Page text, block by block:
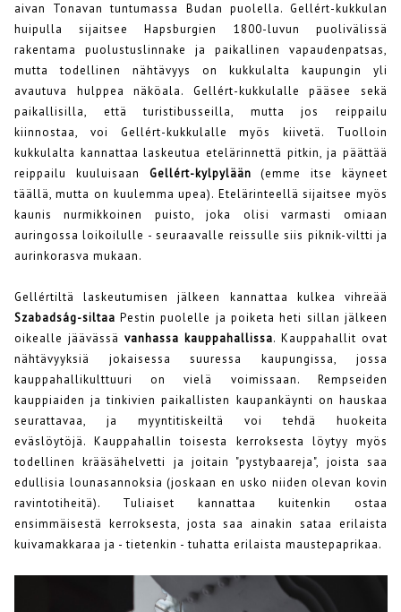
aivan Tonavan tuntumassa Budan puolella. Gellért-kukkulan
huipulla sijaitsee Hapsburgien 1800-luvun puolivälissä
rakentama puolustuslinnake ja paikallinen vapaudenpatsas,
mutta todellinen nähtävyys on kukkulalta kaupungin yli
avautuva hulppea näköala. Gellért-kukkulalle pääsee sekä
paikallisilla, että turistibusseilla, mutta jos reippailu
kiinnostaa, voi Gellért-kukkulalle myös kiivetä. Tuolloin
kukkulalta kannattaa laskeutua etelärinnettä pitkin, ja päättää
reippailu kuuluisaan Gellért-kylpylään(emme itse käyneet
täällä, mutta on kuulemma upea). Etelärinteellä sijaitsee myös
kaunis nurmikkoinen puisto, joka olisi varmasti omiaan
auringossa loikoilulle - seuraavalle reissulle siis piknik-viltti ja
aurinkorasva mukaan.
Gellértiltä laskeutumisen jälkeen kannattaa kulkea vihreää
Szabadság-siltaa Pestin puolelle ja poiketa heti sillan jälkeen
oikealle jäävässä vanhassa kauppahallissa. Kauppahallit ovat
nähtävyyksiä jokaisessa suuressa kaupungissa, jossa
kauppahallikulttuuri on vielä voimissaan. Rempseiden
kauppiaiden ja tinkivien paikallisten kaupankäynti on hauskaa
seurattavaa, ja myyntitiskeiltä voi tehdä huokeita
eväslöytöjä. Kauppahallin toisesta kerroksesta löytyy myös
todellinen krääsähelvetti ja joitain "pystybaareja", joista saa
edullisia lounasannoksia (joskaan en usko niiden olevan kovin
ravintotiheitä). Tuliaiset kannattaa kuitenkin ostaa
ensimmäisestä kerroksesta, josta saa ainakin sataa erilaista
kuivamakkaraa ja - tietenkin - tuhatta erilaista maustepaprikaa.